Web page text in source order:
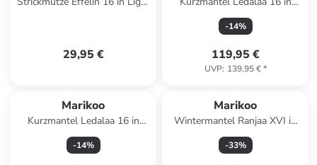
29,95 €
Stone Brown
-14%
119,95 €
UVP: 139,95 €*
Marikoo
Kurzmantel Ledalaa 16 in
Dusty Jade
-14%
Marikoo
Wintermantel Ranjaa XVI in
Powder Blue
-33%